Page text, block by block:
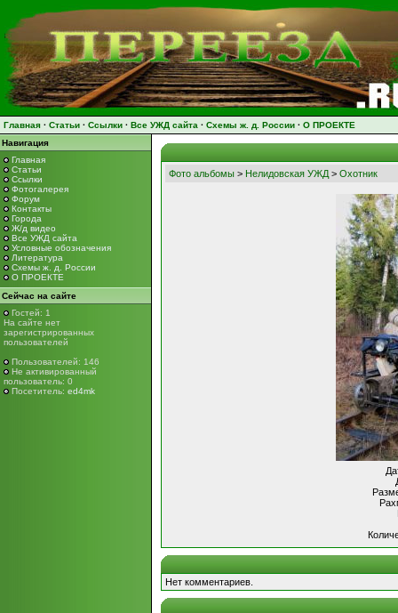
Главная · Статьи · Ссылки · Все УЖД сайта · Схемы ж. д. России · О ПРОЕКТЕ
Навигация
Главная
Статьи
Ссылки
Фотогалерея
Форум
Контакты
Города
Ж/д видео
Все УЖД сайта
Условные обозначения
Литература
Схемы ж. д. России
О ПРОЕКТЕ
Сейчас на сайте
Гостей: 1
На сайте нет
зарегистрированных
пользователей
Пользователей: 146
Не активированный
пользователь: 0
Посетитель: ed4mk
Фото альбомы > Нелидовская УЖД > Охотник
Нет комментариев.